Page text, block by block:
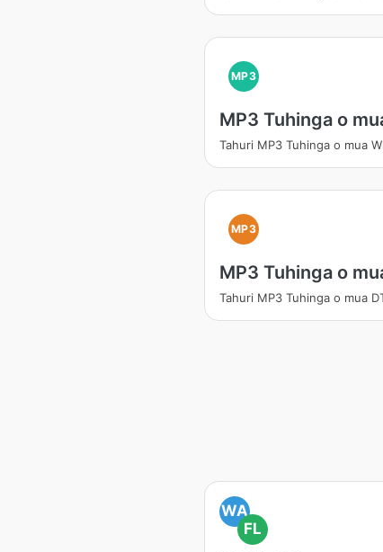
MP3
MP3 Tuhinga o
Tahuri MP3 Tuhinga o mua
MP3
MP3 Tuhinga o
Tahuri MP3 Tuhinga o mua
WA
FL